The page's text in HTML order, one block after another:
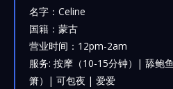
名字：Celine
国籍：蒙古
营业时间：12pm-2am
服务: 按摩（10-15分钟）| 舔鲍
箫）| 可包夜 | 爱爱